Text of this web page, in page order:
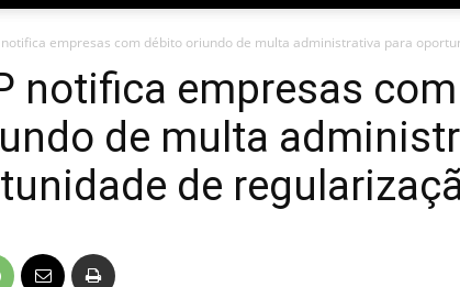
notifica empresas com débito oriundo de multa administrativa para
notifica empresas com
de multa
de